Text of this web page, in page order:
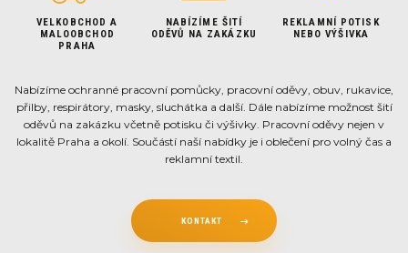
VELKOBCHOD A
MALOOBCHOD
PRAHA
NABÍZÍME ŠITÍ
ODĚVŮ NA ZAKÁZKU
REKLAMNÍ POTISK
NEBO VÝŠIVKA
Nabízíme ochranné pracovní pomůcky, pracovní oděvy, obuv, rukavice,
přilby, respirátory, masky, sluchátka a další. Dále nabízíme možnost šití
oděvů na zakázku včetně potisku či výšivky. Pracovní oděvy nejen v
lokalitě Praha a okolí. Součástí naší nabídky je i oblečení pro volný čas a
reklamní textil.
KONTAKT